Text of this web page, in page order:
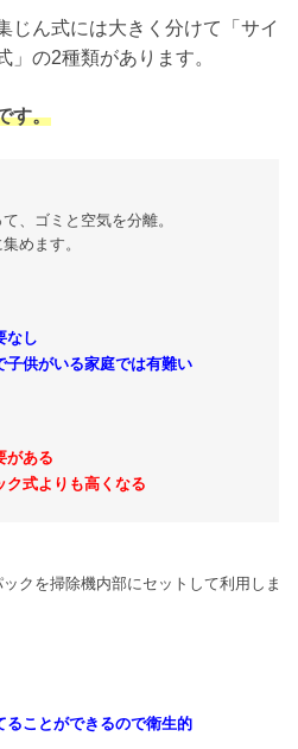
じん式には大きく分けて「サイ
」の2種類があります。
す。
、ゴミと空気を分離。
めます。
なし
子供がいる家庭では有難い
がある
ク式よりも高くなる
クを掃除機内部にセットして利用しま
ることができるので衛生的